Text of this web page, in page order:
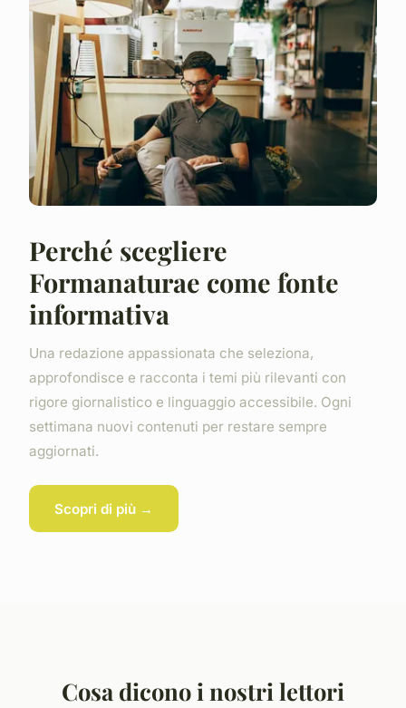
Perché scegliere
Formanaturae come fonte
informativa
Una redazione appassionata che seleziona,
approfondisce e racconta i temi più rilevanti con
rigore giornalistico e linguaggio accessibile. Ogni
settimana nuovi contenuti per restare sempre
aggiornati.
Scopri di più →
Cosa dicono i nostri lettori